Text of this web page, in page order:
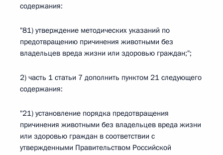
содержания:
"81) утверждение методических указаний по
предотвращению причинения животными без
владельцев вреда жизни или здоровью граждан;";
2) часть 1 статьи 7 дополнить пунктом 21 следующего
содержания:
"21) установление порядка предотвращения
причинения животными без владельцев вреда жизни
или здоровью граждан в соответствии с
утвержденными Правительством Российской